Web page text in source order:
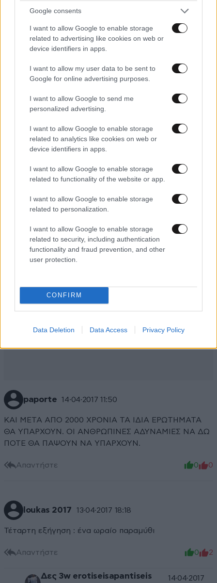
Google consents
I want to allow Google to enable storage
related to advertising like cookies on web or
device identifiers in apps.
I want to allow my user data to be sent to
Google for online advertising purposes.
I want to allow Google to send me
personalized advertising.
I want to allow Google to enable storage
related to analytics like cookies on web or
device identifiers in apps.
I want to allow Google to enable storage
related to functionality of the website or app.
I want to allow Google to enable storage
related to personalization.
I want to allow Google to enable storage
related to security, including authentication
functionality and fraud prevention, and other
user protection.
CONFIRM
Data Deletion Data Access Privacy Policy
Διαβάστε και ακολουθήστε τους κανόνες σχολιασμού
ΑχΦλουφλιτσα 14·04·2017 13:15
"σχέδιο του Θεού" και άρα προσχεδιασμένο να
συμβεί, τι δυνατότητα είχε ο Ιούδας να μπορεί να
αποτρέψει τον ρόλο του σε αυτή την ιστορία; Και αν
δεν υπήρχε η δυνατότητα, τότε πως είναι ο Ιούδας
ένοχος για προδοσία αφού έπαιζε απλά τον ρόλο του
Απαντήστε
paporte 14·04·2017 11:50
ΚΑΙ ΜΕΤΑ ΑΠΟ 2000 ΧΡΟΝΙΑ ΤΑ ΙΔΙΑ ΕΡΩΤΗΜΑΤΑ
ΘΑ ΥΠΑΡΧΟΥΝ. ΟΙ ΑΝΘΡΩΠΙΝΕΣ ΑΔΥΝΑΜΙΕΣ ΝΑ ΔΩ
ΠΟΤΕ ΘΑ ΠΑΨΟΥΝ ΝΑ ΥΠΑΡΧΟΥΝ.
Απαντήστε 0 0
loukas 2017 13·04·2017 18:18
Τέταρτη εξήγηση : ένα ωραίο παραμύθι
Απαντήστε 0 2
Δες 3w erotiseisapantiseis
14·04·2017